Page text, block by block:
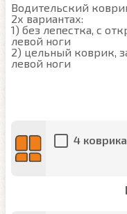
Водительский
2х вариантах:
1) без лепестка, с
левой ноги
2) цельный коврик,
левой ноги
4 коврика